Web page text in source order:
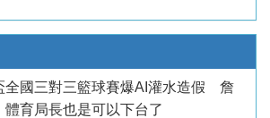
全國三對三籃球賽爆AI灌水造假 詹
體育局長也是可以下台了